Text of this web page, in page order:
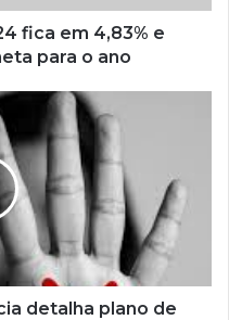
fica em 4,83% e
para o ano
detalha plano de